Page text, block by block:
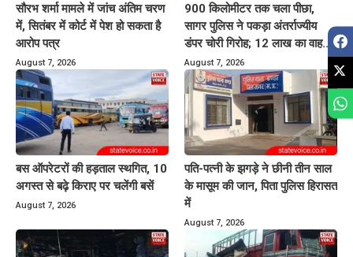
सौरभ शर्मा मामले में जांच अंतिम चरण
में, सितंबर में कोर्ट में पेश हो सकता है
आरोप पत्र
August 7, 2026
900 किलोमीटर तक चला पीछा,
सागर पुलिस ने पकड़ा अंतर्राज्यीय
डंपर चोरी गिरोह; 12 लाख का वाहन
बरामद
August 7, 2026
बस ऑपरेटरों की हड़ताल स्थगित, 10
अगस्त से बढ़े किराए पर चलेंगी बसें
August 7, 2026
पति-पत्नी के झगड़े ने छीनी तीन साल
के मासूम की जान, पिता पुलिस हिरासत
में
August 7, 2026